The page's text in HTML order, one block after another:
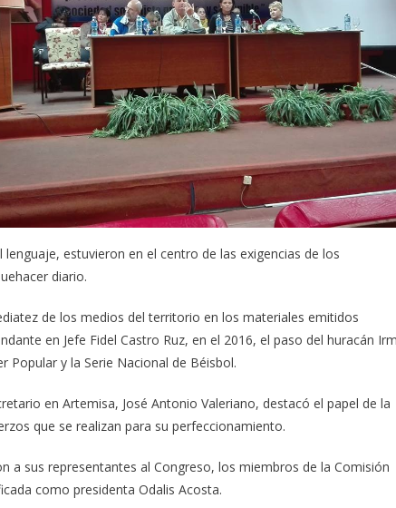
estuvieron en el centro de las exigencias de los
diario.
de los medios del territorio en los materiales emitidos
en Jefe Fidel Castro Ruz, en el 2016, el paso del huracán
Popular y la Serie Nacional de Béisbol.
en Artemisa, José Antonio Valeriano, destacó el papel de la
que se realizan para su perfeccionamiento.
a sus representantes al Congreso, los miembros de la Comisión
como presidenta Odalis Acosta.